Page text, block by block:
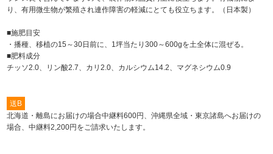
り、有用微生物が繁殖され連作障害の軽減にとても役立ちます。（日本製）
■施肥目安
・播種、移植の15～30日前に、1坪当たり300～600gを土全体に混ぜる。
■肥料成分
チッソ2.0、リン酸2.7、カリ2.0、カルシウム14.2、マグネシウム0.9
送B
北海道・離島にお届けの場合中継料600円、沖縄県全域・東京諸島へお届けの
場合、中継料2,200円をご請求いたします。